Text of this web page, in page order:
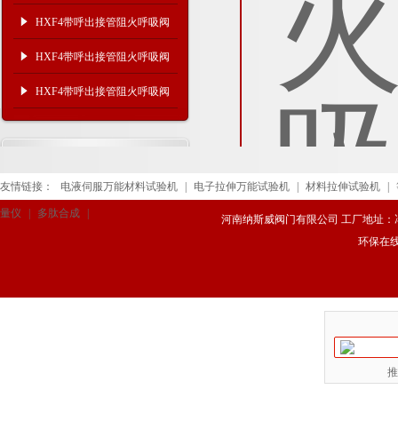
工作介质及结构尺寸
HXF4带呼出接管阻火呼吸阀
工作介质及产品性能
HXF4带呼出接管阻火呼吸阀
工作介质及产品结构
HXF4带呼出接管阻火呼吸阀
产品结构
友情链接： 电液伺服万能材料试验机 电子拉伸万能试验机 材料拉伸试验机
量仪 多肽合成
河南纳斯威阀门有限公司 工厂地址：
环保在